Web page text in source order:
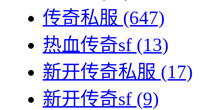
传奇私服 (647)
热血传奇sf (13)
新开传奇私服 (17)
新开传奇sf (9)